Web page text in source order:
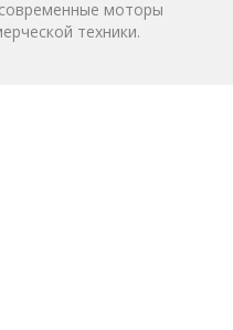
моторы
техники.